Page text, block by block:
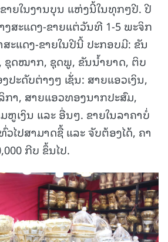
າຍໃນງານບຸນ ແຫ່ງນີ້ໃນທຸກໆປີ. ປີ
ງສະແດງ-ຂາຍແຕ່ວັນທີ 1-5 ພະຈິກ
ະແດງ-ຂາຍໃນປີນີ້ ປະກອບມີ: ຂັນ
ຊຸດໝາກ, ຊຸດພູ, ຂັນນໍ້າຍາດ, ຕິບ
ປະດັບຕ່າງໆ ເຊັ່ນ: ສາຍແອວເງິນ,
ກາ, ສາຍແອວທອງນາກປະສົມ,
ຫູເງິນ ແລະ ອື່ນໆ. ຂາຍໃນລາຄາບໍ່
ໄປສາມາດຊື້ ແລະ ຈັບຕ້ອງໄດ້, ຄາ
ກີບ ຂຶ້ນໄປ.